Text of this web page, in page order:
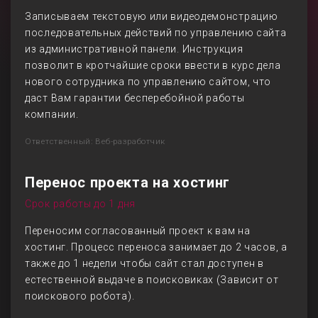
Записываем текстовую или видеодемонстрацию
последовательных действий по управлению сайта
из административной панели. Инструкция
позволит в кротчайшие сроки ввести в курс дела
нового сотрудника по управлению сайтом, что
даст Вам гарантии бесперебойной работы
компании.
Ответственный: Веб-разработчик
Перенос проекта на хостинг
Срок работы до 1 дня
Переносим согласованный проект к вам на
хостинг. Процесс переноса занимает до 2 часов, а
также до 1 недели чтобы сайт стал доступен в
естественной выдаче в поисковиках (Зависит от
поискового робота).